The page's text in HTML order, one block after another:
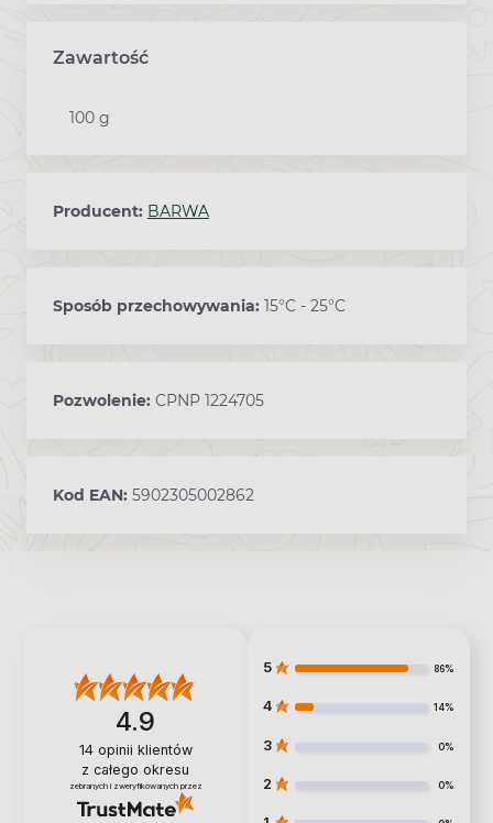
Zawartość
100 g
Producent: BARWA
Sposób przechowywania: 15°C - 25°C
Pozwolenie: CPNP 1224705
Kod EAN: 5902305002862
4.9
14opinii klientów
z całego okresu
zebranych i zweryfikowanych przez
5 86%
4 14%
3 0%
2 0%